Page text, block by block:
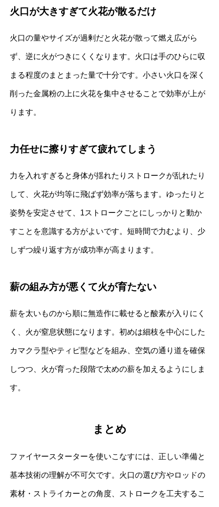
火口が大きすぎて火花が散るだけ
火口の量やサイズが過剰だと火花が散って燃え広がら
ず、逆に火がつきにくくなります。火口は手のひらに収
まる程度のまとまった量で十分です。小さい火口を深く
削った金属粉の上に火花を集中させることで効率が上が
ります。
力任せに擦りすぎて疲れてしまう
力を入れすぎると身体が揺れたりストロークが乱れたり
して、火花が均等に飛ばず効率が落ちます。ゆったりと
姿勢を安定させて、1ストロークごとにしっかりと動か
すことを意識する方がよいです。短時間で力むより、少
しずつ繰り返す方が成功率が高まります。
薪の組み方が悪くて火が育たない
薪を太いものから順に無造作に載せると酸素が入りにく
く、火が窒息状態になります。初めは細枝を中心にした
カマクラ型やティピ型などを組み、空気の通り道を確保
しつつ、火が育った段階で太めの薪を加えるようにしま
す。
まとめ
ファイヤースターターを使いこなすには、正しい準備と
基本技術の理解が不可欠です。火口の選び方やロッドの
素材・ストライカーとの角度、ストロークを工夫するこ